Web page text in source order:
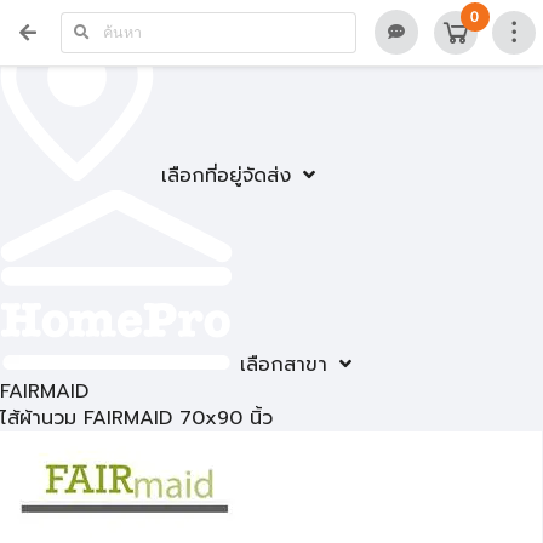
เลือกที่อยู่จัดส่ง
เลือกสาขา
0
FAIRMAID
ไส้ผ้านวม FAIRMAID 70x90 นิ้ว